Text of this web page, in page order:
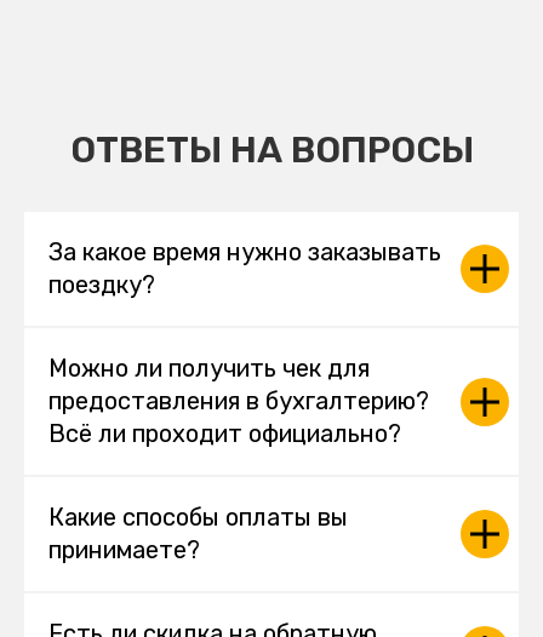
ОТВЕТЫ НА ВОПРОСЫ
За какое время нужно заказывать
поездку?
Можно ли получить чек для
предоставления в бухгалтерию?
Всё ли проходит официально?
Какие способы оплаты вы
принимаете?